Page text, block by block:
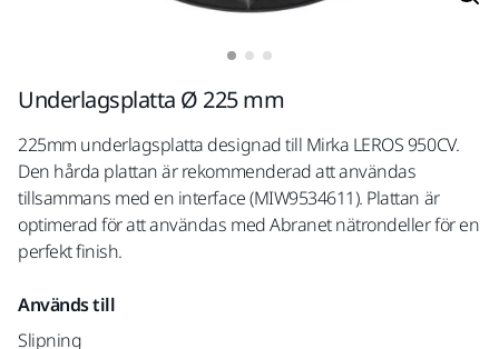
Underlagsplatta Ø 225 mm
225mm underlagsplatta designad till Mirka LEROS 950CV.
Den hårda plattan är rekommenderad att användas
tillsammans med en interface (MIW9534611). Plattan är
optimerad för att användas med Abranet nätrondeller för en
perfekt finish.
Används till
Slipning